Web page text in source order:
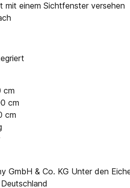
mit einem Sichtfenster versehen
cm
cm
cm
GmbH & Co. KG Unter den